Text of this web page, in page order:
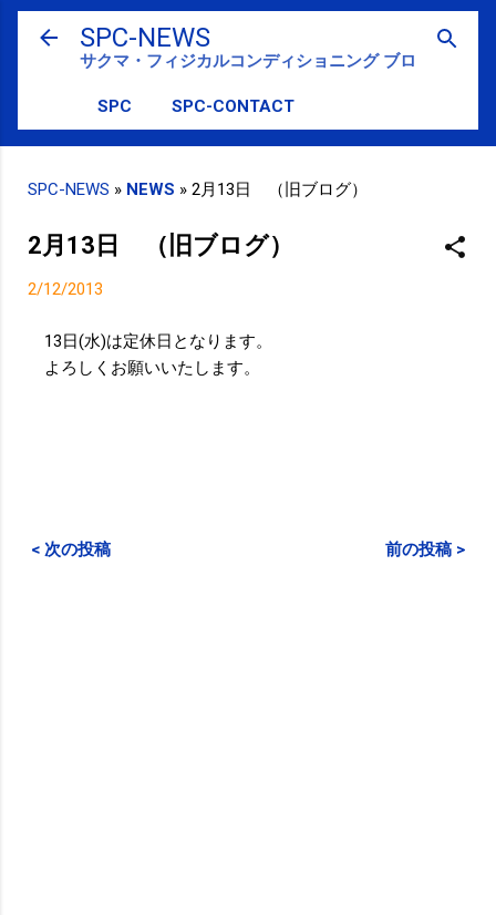
スキップしてメイン コンテンツに移動
SPC-NEWS
サクマ・フィジカルコンディショニング ブログ
SPC SPC-CONTACT
SPC-NEWS » NEWS » 2月13日 （旧ブログ）
2月13日 （旧ブログ）
2/12/2013
13日(水)は定休日となります。
よろしくお願いいたします。
< 次の投稿 前の投稿 >